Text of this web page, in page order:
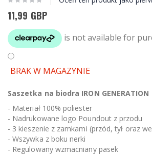
11,99 GBP
BRAK W MAGAZYNIE
Saszetka na biodra IRON GENERATION
- Materiał 100% poliester
- Nadrukowane logo Poundout z przodu
- 3 kieszenie z zamkami (przód, tył oraz
- Wszywka z boku nerki
- Regulowany wzmacniany pasek